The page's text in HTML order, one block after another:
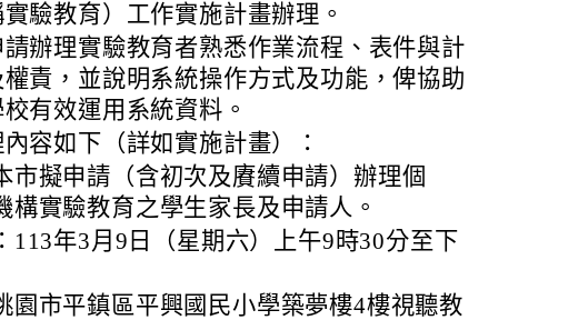
驗教育）工作實施計畫辦理。
辦理實驗教育者熟悉作業流程、表件與計
責，並說明系統操作方式及功能，俾協助
有效運用系統資料。
容如下（詳如實施計畫）：
市擬申請（含初次及賡續申請）辦理個
構實驗教育之學生家長及申請人。
113年3月9日（星期六）上午9時30分至下
園市平鎮區平興國民小學築夢樓4樓視聽教